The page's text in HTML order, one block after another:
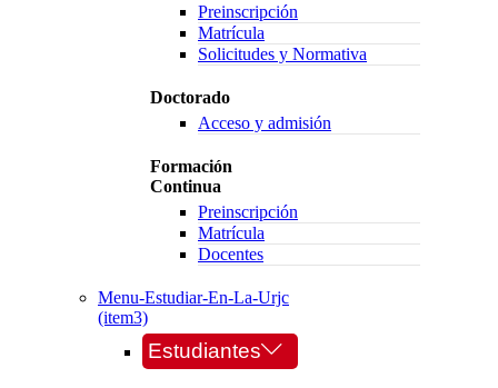
Preinscripción
Matrícula
Solicitudes y Normativa
Doctorado
Acceso y admisión
Formación
Continua
Preinscripción
Matrícula
Docentes
Menu-Estudiar-En-La-Urjc
(item3)
Estudiantes